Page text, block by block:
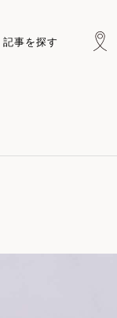
記事を探す